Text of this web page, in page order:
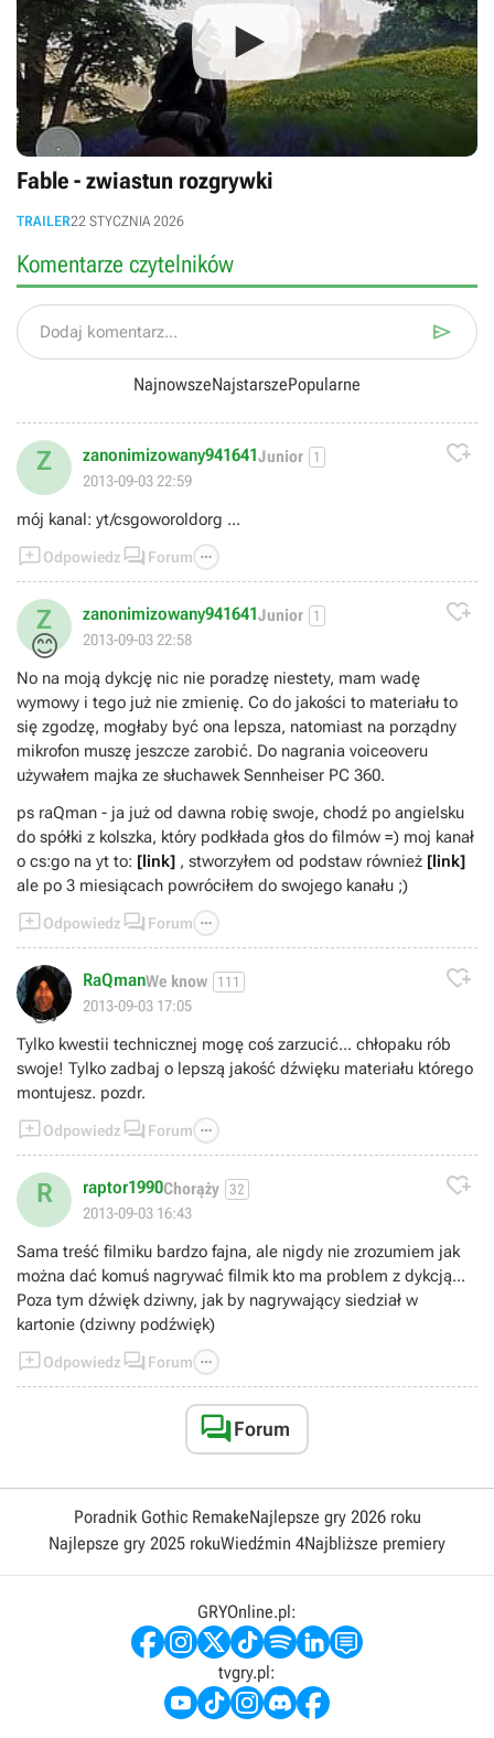
Fable - zwiastun rozgrywki
TRAILER22 STYCZNIA 2026
Komentarze czytelników
Dodaj komentarz... 
NajnowszeNajstarszePopularne
Z zanonimizowany941641Junior 1
2013-09-03 22:59

mój kanal: yt/csgoworoldorg ...
Odpowiedz  Forum 
Z
😊
zanonimizowany941641Junior 1
2013-09-03 22:58

No na moją dykcję nic nie poradzę niestety, mam wadę
wymowy i tego już nie zmienię. Co do jakości to materiału to
się zgodzę, mogłaby być ona lepsza, natomiast na porządny
mikrofon muszę jeszcze zarobić. Do nagrania voiceoveru
używałem majka ze słuchawek Sennheiser PC 360.
ps raQman - ja już od dawna robię swoje, chodź po angielsku
do spółki z kolszka, który podkłada głos do filmów =) moj kanał
o cs:go na yt to: [link] , stworzyłem od podstaw również [link]
ale po 3 miesiącach powróciłem do swojego kanału ;)
Odpowiedz  Forum 
👍
RaQmanWe know 111
2013-09-03 17:05

Tylko kwestii technicznej mogę coś zarzucić... chłopaku rób
swoje! Tylko zadbaj o lepszą jakość dźwięku materiału którego
montujesz. pozdr.
Odpowiedz  Forum 
R raptor1990Chorąży 32
2013-09-03 16:43

Sama treść filmiku bardzo fajna, ale nigdy nie zrozumiem jak
można dać komuś nagrywać filmik kto ma problem z dykcją...
Poza tym dźwięk dziwny, jak by nagrywający siedział w
kartonie (dziwny podźwięk)
Odpowiedz  Forum 
Forum
Poradnik Gothic RemakeNajlepsze gry 2026 roku
Najlepsze gry 2025 rokuWiedźmin 4Najbliższe premiery
GRYOnline.pl:
tvgry.pl: